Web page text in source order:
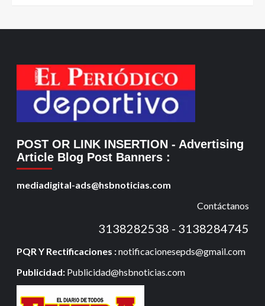
POST OR LINK INSERTION - Advertising
Article Blog Post Banners :
mediadigital-ads@hsbnoticias.com
Contáctanos
3138282538 - 3138284745
PQR Y Rectificaciones :notificacionesepds@gmail.com
Publicidad: Publicidad@hsbnoticias.com